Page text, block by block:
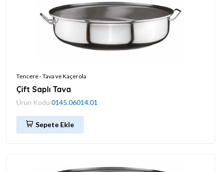
Tencere - Tava ve Kaçerola
Çift Saplı Tava
Ürün Kodu 0145.06014.01
Sepete Ekle